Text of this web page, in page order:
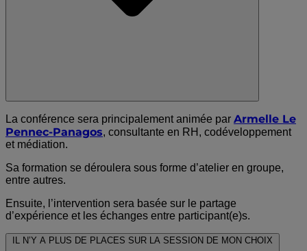
La conférence sera principalement animée par Armelle Le
Pennec-Panagos, consultante en RH, codéveloppement
et médiation.
Sa formation se déroulera sous forme d’atelier en groupe,
entre autres.
Ensuite, l’intervention sera basée sur le partage
d’expérience et les échanges entre participant(e)s.
IL N’Y A PLUS DE PLACES SUR LA SESSION DE MON CHOIX